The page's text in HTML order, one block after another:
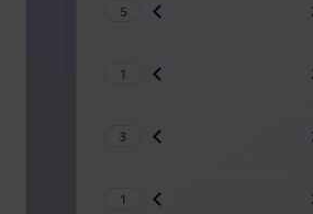
5
1
3
1